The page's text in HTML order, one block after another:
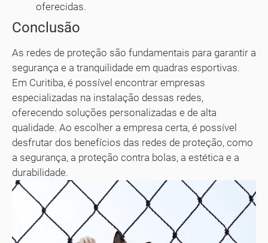
oferecidas.
Conclusão
As redes de proteção são fundamentais para garantir a
segurança e a tranquilidade em quadras esportivas.
Em Curitiba, é possível encontrar empresas
especializadas na instalação dessas redes,
oferecendo soluções personalizadas e de alta
qualidade. Ao escolher a empresa certa, é possível
desfrutar dos benefícios das redes de proteção, como
a segurança, a proteção contra bolas, a estética e a
durabilidade.